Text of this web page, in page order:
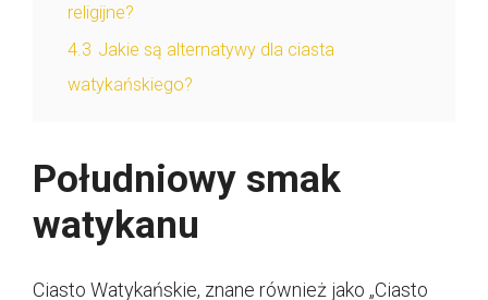
religijne?
4.3 Jakie są alternatywy dla ciasta
watykańskiego?
Południowy smak
watykanu
Ciasto Watykańskie, znane również jako „Ciasto